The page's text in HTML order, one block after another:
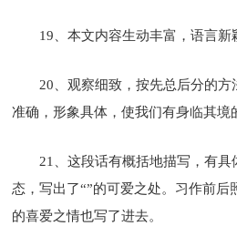
19、本文内容生动丰富，语言新
20、观察细致，按先总后分的
准确，形象具体，使我们有身临其境
21、这段话有概括地描写，有
态，写出了“”的可爱之处。习作前后
的喜爱之情也写了进去。